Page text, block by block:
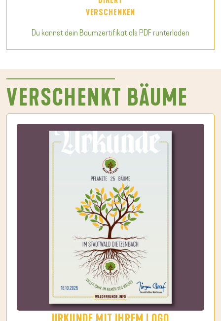
VERSCHENKEN
Du kannst dein Baumzertifikat als PDF runterladen
VERSCHENKT BÄUME